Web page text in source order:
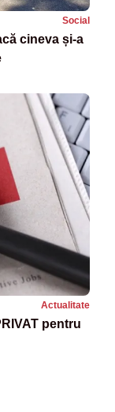
Social
cineva și-a
Actualitate
pentru